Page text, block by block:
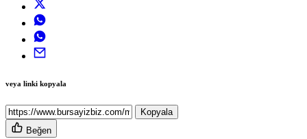
veya linki kopyala
Kopyala
Beğen